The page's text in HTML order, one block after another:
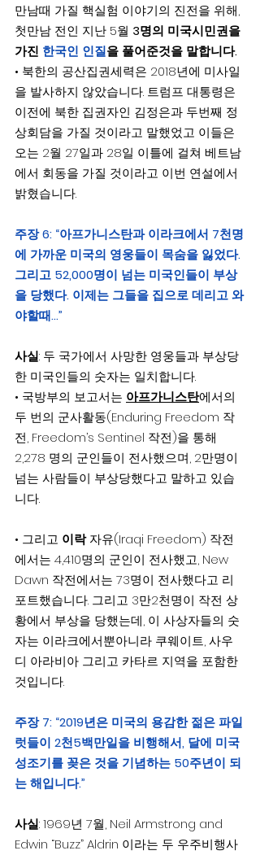
만남때 가질 핵실험 이야기의 진전을 위해,
첫만남 전인 지난 5월 3명의 미국시민권을
가진 한국인 인질을 풀어준것을 말합니다.
• 북한의 공산집권세력은 2018년에 미사일
을 발사하지 않았습니다. 트럼프 대통령은
이전에 북한 집권자인 김정은과 두번째 정
상회담을 가질 것이라고 말했었고 이들은
오는 2월 27일과 28일 이틀에 걸쳐 베트남
에서 회동을 가질 것이라고 이번 연설에서
밝혔습니다.
주장 6: “아프가니스탄과 이라크에서 7천명
에 가까운 미국의 영웅들이 목숨을 잃었다.
그리고 52,000명이 넘는 미국인들이 부상
을 당했다. 이제는 그들을 집으로 데리고 와
야할때…”
사실: 두 국가에서 사망한 영웅들과 부상당
한 미국인들의 숫자는 일치합니다.
• 국방부의 보고서는 아프가니스탄에서의
두 번의 군사활동(Enduring Freedom 작
전, Freedom’s Sentinel 작전)을 통해
2,278 명의 군인들이 전사했으며, 2만명이
넘는 사람들이 부상당했다고 말하고 있습
니다.
• 그리고 이락 자유(Iraqi Freedom) 작전
에서는 4,410명의 군인이 전사했고, New
Dawn 작전에서는 73명이 전사했다고 리
포트했습니다. 그리고 3만2천명이 작전 상
황에서 부상을 당했는데, 이 사상자들의 숫
자는 이라크에서뿐아니라 쿠웨이트, 사우
디 아라비아 그리고 카타르 지역을 포함한
것입니다.
주장 7: “2019년은 미국의 용감한 젊은 파일
럿들이 2천5백만일을 비행해서, 달에 미국
성조기를 꽂은 것을 기념하는 50주년이 되
는 해입니다.”
사실: 1969년 7월, Neil Armstrong and
Edwin “Buzz” Aldrin 이라는 두 우주비행사